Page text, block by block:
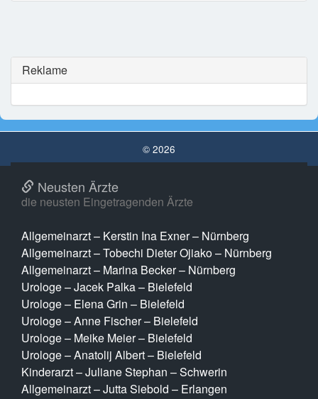
Reklame
© 2026
Neusten Ärzte
die neusten Eingetragenden Ärzte
Allgemeinarzt – Kerstin Ina Exner – Nürnberg
Allgemeinarzt – Tobechi Dieter Ojiako – Nürnberg
Allgemeinarzt – Marina Becker – Nürnberg
Urologe – Jacek Palka – Bielefeld
Urologe – Elena Grin – Bielefeld
Urologe – Anne Fischer – Bielefeld
Urologe – Meike Meier – Bielefeld
Urologe – Anatolij Albert – Bielefeld
Kinderarzt – Juliane Stephan – Schwerin
Allgemeinarzt – Jutta Siebold – Erlangen